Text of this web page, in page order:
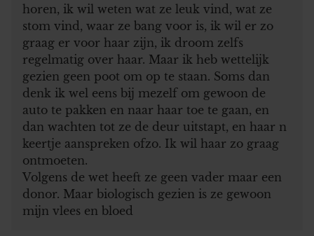
horen, ik wil weten wat ze leuk vind, wat ze
stom vind, waar ze bang voor is, ik wil er zo
graag er voor haar zijn, ik droom zelfs
regelmatig over haar. Maar ik heb wettelijk
gezien geen poot om op te staan. Soms dan
denk ik wel eens bij mezelf om gewoon de
auto te pakken en naar haar toe te gaan, en
dan wachten tot ze de deur uitstapt, en haar n
keertje aanspreken ofzo. Ik wil haar zo graag
ontmoeten.
Volgens de wet heeft ze geen vader maar een
donor. Maar biologisch gezien is ze gewoon
mijn vlees en bloed